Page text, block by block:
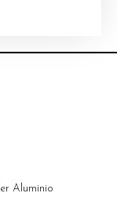
Aluminio